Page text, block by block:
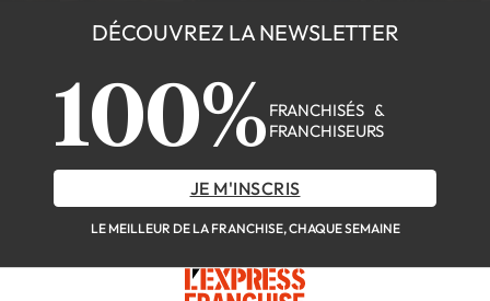
DÉCOUVREZ LA NEWSLETTER
100% FRANCHISÉS &
FRANCHISEURS
JE M'INSCRIS
LE MEILLEUR DE LA FRANCHISE, CHAQUE SEMAINE